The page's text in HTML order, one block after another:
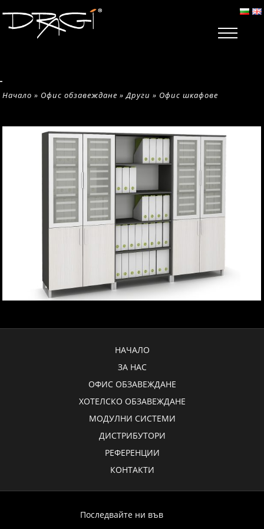
Начало » Офис обзавеждане »Други » Офис шкафове
НАЧАЛО
ЗА НАС
ОФИС ОБЗАВЕЖДАНЕ
ХОТЕЛСКО ОБЗАВЕЖДАНЕ
МОДУЛНИ СИСТЕМИ
ДИСТРИБУТОРИ
РЕФЕРЕНЦИИ
КОНТАКТИ
Последвайте ни във